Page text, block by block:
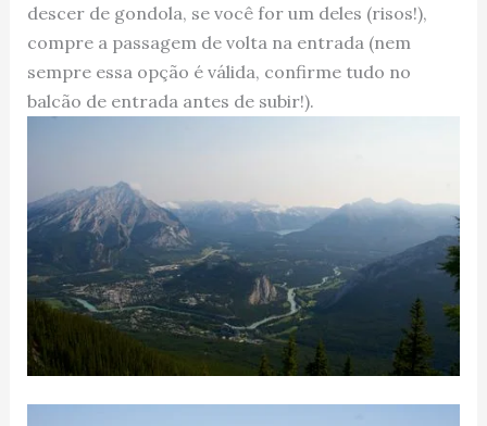
descer de gondola, se você for um deles (risos!),
compre a passagem de volta na entrada (nem
sempre essa opção é válida, confirme tudo no
balcão de entrada antes de subir!).